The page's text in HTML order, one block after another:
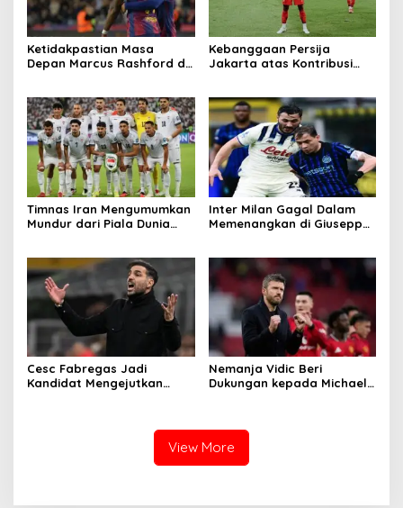
Ketidakpastian Masa
Depan Marcus Rashford di
Kebanggaan Persija
Jakarta atas Kontribusi
Timnas Iran Mengumumkan
Mundur dari Piala Dunia
Inter Milan Gagal Dalam
Memenangkan di Giuseppe
Cesc Fabregas Jadi
Kandidat Mengejutkan
Nemanja Vidic Beri
Dukungan kepada Michael
View More